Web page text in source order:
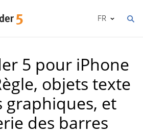
FR
5 pour iPhone
objets texte
graphiques, et
des barres